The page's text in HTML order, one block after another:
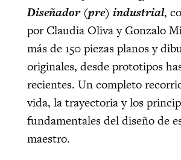
Diseñador (pre) industrial,
por Claudia Oliva y Gonzalo
más de 150 piezas planos y
originales, desde prototipos
recientes. Un completo
vida, la trayectoria y los
fundamentales del diseño de
maestro.